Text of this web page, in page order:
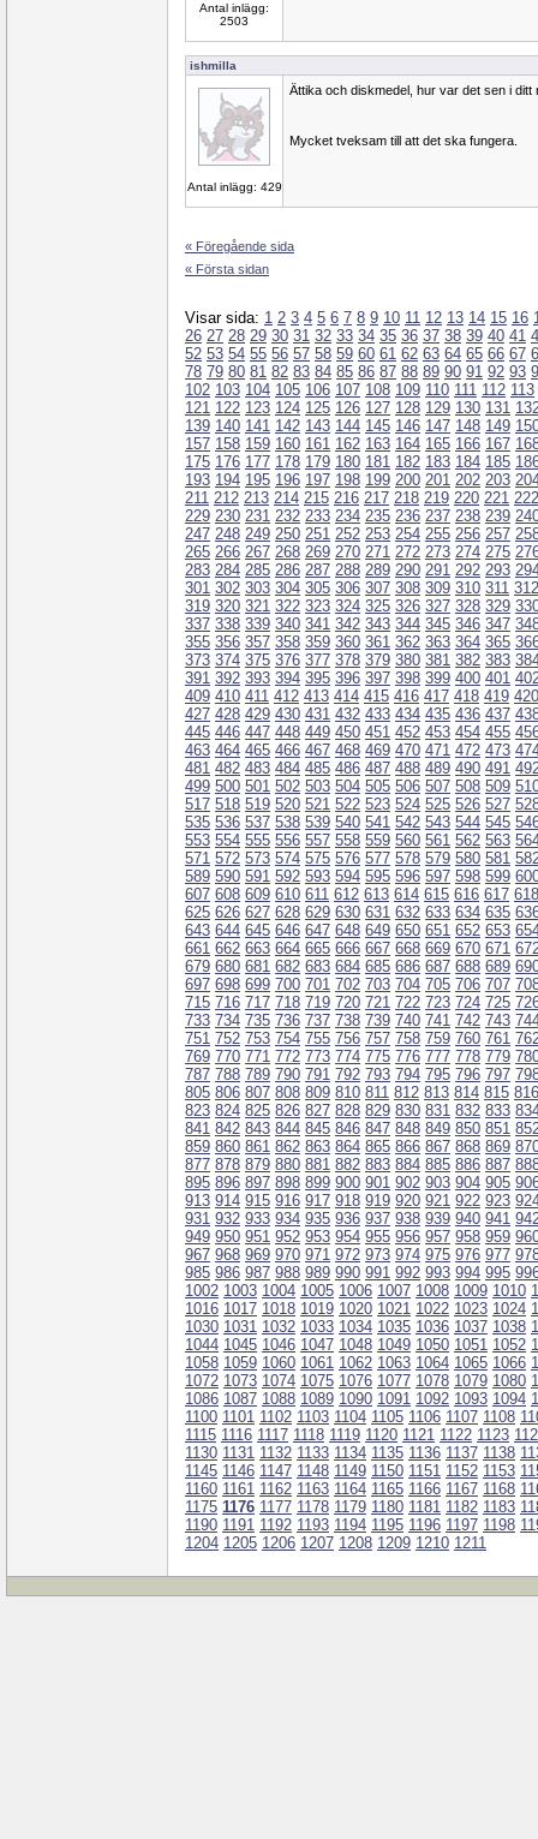
Antal inlägg:
2503
ishmilla
Antal inlägg: 429
Ättika och diskmedel, hur var det sen i ditt
Mycket tveksam till att det ska fungera.
« Föregående sida
« Första sidan
Visar sida: 1 2 3 4 5 6 7 8 9 10 11 12 13 14 15 16
26 27 28 29 30 31 32 33 34 35 36 37 38 39 40 41
52 53 54 55 56 57 58 59 60 61 62 63 64 65 66 67
78 79 80 81 82 83 84 85 86 87 88 89 90 91 92 93
102 103 104 105 106 107 108 109 110 111 112 113
121 122 123 124 125 126 127 128 129 130 131
139 140 141 142 143 144 145 146 147 148 149
157 158 159 160 161 162 163 164 165 166 167
175 176 177 178 179 180 181 182 183 184 185
193 194 195 196 197 198 199 200 201 202 203
211 212 213 214 215 216 217 218 219 220 221 222
229 230 231 232 233 234 235 236 237 238 239
247 248 249 250 251 252 253 254 255 256 257
265 266 267 268 269 270 271 272 273 274 275
283 284 285 286 287 288 289 290 291 292 293
301 302 303 304 305 306 307 308 309 310 311 312
319 320 321 322 323 324 325 326 327 328 329
337 338 339 340 341 342 343 344 345 346 347
355 356 357 358 359 360 361 362 363 364 365
373 374 375 376 377 378 379 380 381 382 383
391 392 393 394 395 396 397 398 399 400 401
409 410 411 412 413 414 415 416 417 418 419 420
427 428 429 430 431 432 433 434 435 436 437
445 446 447 448 449 450 451 452 453 454 455
463 464 465 466 467 468 469 470 471 472 473
481 482 483 484 485 486 487 488 489 490 491
499 500 501 502 503 504 505 506 507 508 509
517 518 519 520 521 522 523 524 525 526 527
535 536 537 538 539 540 541 542 543 544 545
553 554 555 556 557 558 559 560 561 562 563
571 572 573 574 575 576 577 578 579 580 581
589 590 591 592 593 594 595 596 597 598 599
607 608 609 610 611 612 613 614 615 616 617 618
625 626 627 628 629 630 631 632 633 634 635
643 644 645 646 647 648 649 650 651 652 653
661 662 663 664 665 666 667 668 669 670 671
679 680 681 682 683 684 685 686 687 688 689
697 698 699 700 701 702 703 704 705 706 707
715 716 717 718 719 720 721 722 723 724 725
733 734 735 736 737 738 739 740 741 742 743
751 752 753 754 755 756 757 758 759 760 761
769 770 771 772 773 774 775 776 777 778 779
787 788 789 790 791 792 793 794 795 796 797
805 806 807 808 809 810 811 812 813 814 815 816
823 824 825 826 827 828 829 830 831 832 833
841 842 843 844 845 846 847 848 849 850 851
859 860 861 862 863 864 865 866 867 868 869
877 878 879 880 881 882 883 884 885 886 887
895 896 897 898 899 900 901 902 903 904 905
913 914 915 916 917 918 919 920 921 922 923
931 932 933 934 935 936 937 938 939 940 941
949 950 951 952 953 954 955 956 957 958 959
967 968 969 970 971 972 973 974 975 976 977
985 986 987 988 989 990 991 992 993 994 995
1002 1003 1004 1005 1006 1007 1008 1009 1010
1016 1017 1018 1019 1020 1021 1022 1023 1024
1030 1031 1032 1033 1034 1035 1036 1037 1038
1044 1045 1046 1047 1048 1049 1050 1051 1052
1058 1059 1060 1061 1062 1063 1064 1065 1066
1072 1073 1074 1075 1076 1077 1078 1079 1080
1086 1087 1088 1089 1090 1091 1092 1093 1094
1100 1101 1102 1103 1104 1105 1106 1107 1108
1115 1116 1117 1118 1119 1120 1121 1122 1123
1130 1131 1132 1133 1134 1135 1136 1137 1138
1145 1146 1147 1148 1149 1150 1151 1152 1153
1160 1161 1162 1163 1164 1165 1166 1167 1168
1175 1176 1177 1178 1179 1180 1181 1182 1183
1190 1191 1192 1193 1194 1195 1196 1197 1198
1204 1205 1206 1207 1208 1209 1210 1211